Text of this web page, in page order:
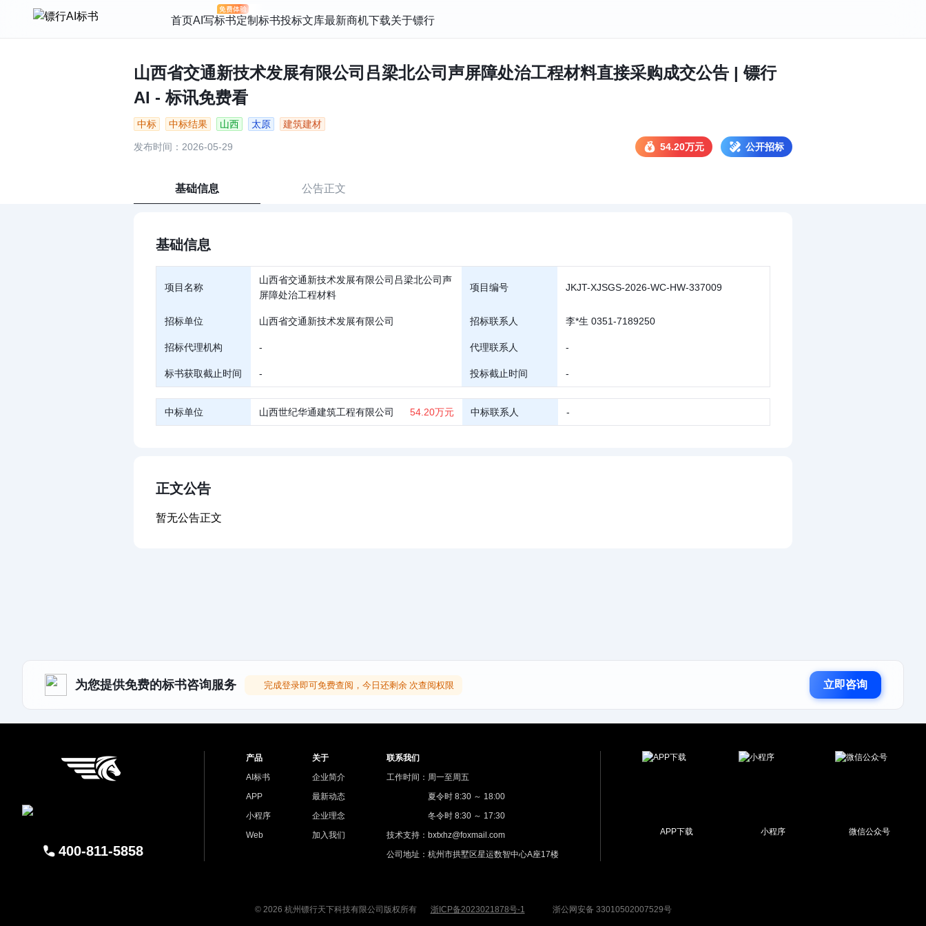
首页AI写标书定制标书投标文库最新商机下载关于镖行
山西省交通新技术发展有限公司吕梁北公司声屏障处治工程材料直接采购成交公告 | 镖行
AI - 标讯免费看
中标 中标结果 山西 太原 建筑建材
发布时间：2026-05-29 54.20万元 公开招标
基础信息 公告正文
基础信息
项目名称
山西省交通新技术发展有限公司吕梁北公司声
屏障处治工程材料
项目编号 JKJT-XJSGS-2026-WC-HW-337009
招标单位 山西省交通新技术发展有限公司 招标联系人 李*生 0351-7189250
招标代理机构 - 代理联系人 -
标书获取截止时间 - 投标截止时间 -
中标单位 山西世纪华通建筑工程有限公司 54.20万元 中标联系人 -
正文公告
暂无公告正文
为您提供免费的标书咨询服务 完成登录即可免费查阅，今日还剩余 次查阅权限 立即咨询
400-811-5858
产品
AI标书
APP
小程序
Web
关于
企业简介
最新动态
企业理念
加入我们
联系我们
工作时间：周一至周五
夏令时 8:30 ～ 18:00
冬令时 8:30 ～ 17:30
技术支持：bxtxhz@foxmail.com
公司地址：杭州市拱墅区星运数智中心A座17楼
APP下载 小程序 微信公众号
© 2026 杭州镖行天下科技有限公司版权所有 浙ICP备2023021878号-1 浙公网安备 33010502007529号